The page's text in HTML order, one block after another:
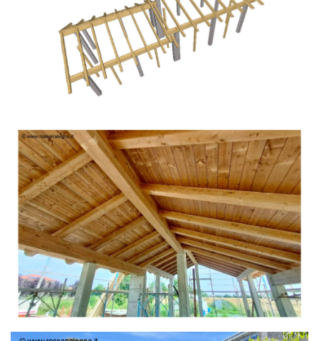
TETTO IN ABETE LAMELLARE PRETAGLIATO